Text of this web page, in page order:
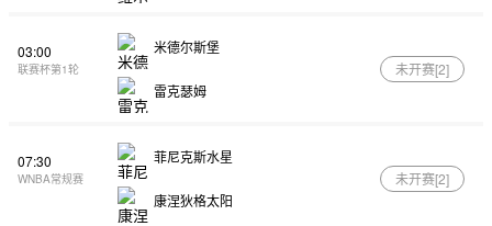
03:00
联赛杯第1轮
米德尔斯堡
雷克瑟姆
未开赛[2]
07:30
WNBA常规赛
菲尼克斯水星
康涅狄格太阳
未开赛[2]